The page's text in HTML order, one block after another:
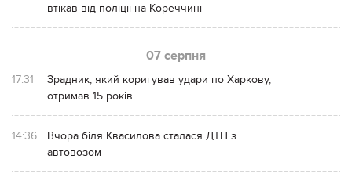
втікав від поліції на Кореччині
07 серпня
17:31
Зрадник, який коригував удари по Харкову,
отримав 15 років
14:36
Вчора біля Квасилова сталася ДТП з
автовозом